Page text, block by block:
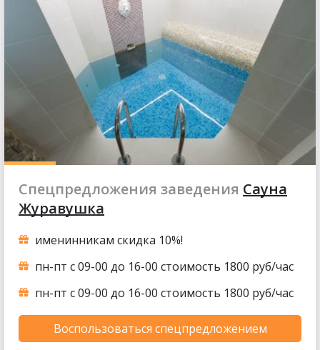
Спецпредложения заведения Сауна
Журавушка
именинникам скидка 10%!
пн-пт с 09-00 до 16-00 стоимость 1800 руб/час
пн-пт с 09-00 до 16-00 стоимость 1800 руб/час
Воспользоваться спецпредложением